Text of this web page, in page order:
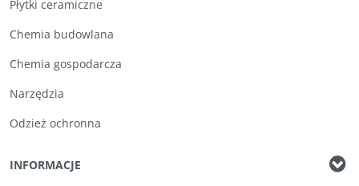
Płytki ceramiczne
Chemia budowlana
Chemia gospodarcza
Narzędzia
Odzież ochronna
INFORMACJE